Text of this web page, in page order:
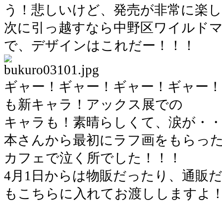
う！悲しいけど、発売が非常に楽
次に引っ越すなら中野区ワイルド
で、デザインはこれだー！！！
ギャー！ギャー！ギャー！ギャー
も新キャラ！アックス展での
キャラも！素晴らしくて、涙が・
本さんから最初にラフ画をもらっ
カフェで泣く所でした！！！
4月1日からは物販だったり、通販
もこちらに入れてお渡ししますよ